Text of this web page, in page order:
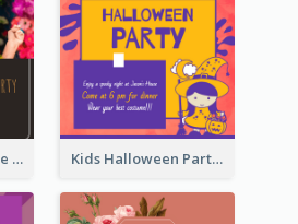
Halloween Costume Party Invitation Kids Halloween Party Invitation